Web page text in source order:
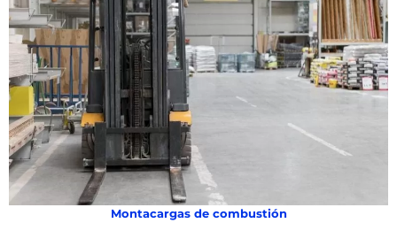
Montacargas de combustión